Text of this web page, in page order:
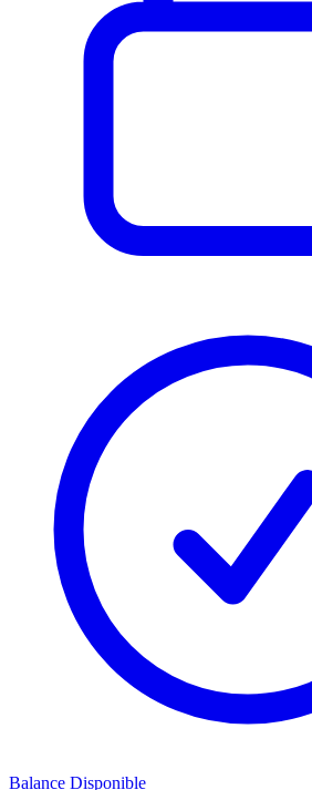
Balance Disponible